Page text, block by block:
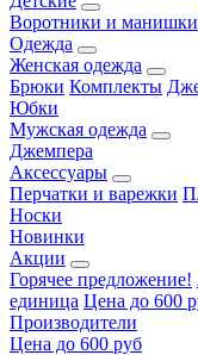
Воротники и манишки
Одежда
Женская одежда
Брюки Комплекты
Юбки
Мужская одежда
Джемпера
Аксессуары
Перчатки и варежки
Носки
Новинки
Акции
Горячее предложение!
единица Цена до 600
Производители
Цена до 600 руб